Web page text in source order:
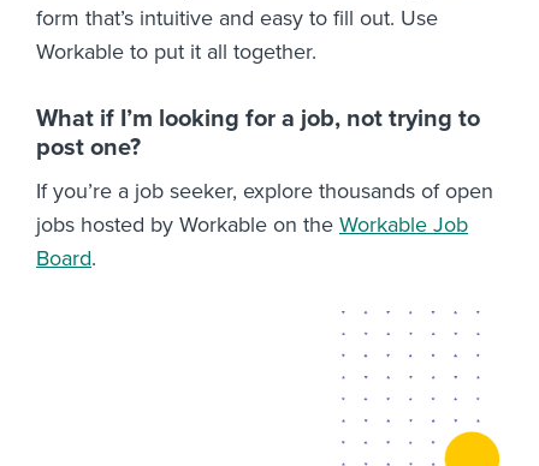
form that’s intuitive and easy to fill out. Use
Workable to put it all together.
What if I’m looking for a job, not trying to
post one?
If you’re a job seeker, explore thousands of open
jobs hosted by Workable on the Workable Job
Board.